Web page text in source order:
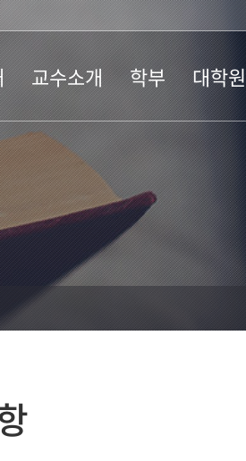
교수소개
교수
강사
퇴임교수
학부
공지사항
학사일정
교과과정
교직과정
장학규정
대학원
공지사항
학사일정
교과과정
학위논문
Reading
대학원생
BK교육연